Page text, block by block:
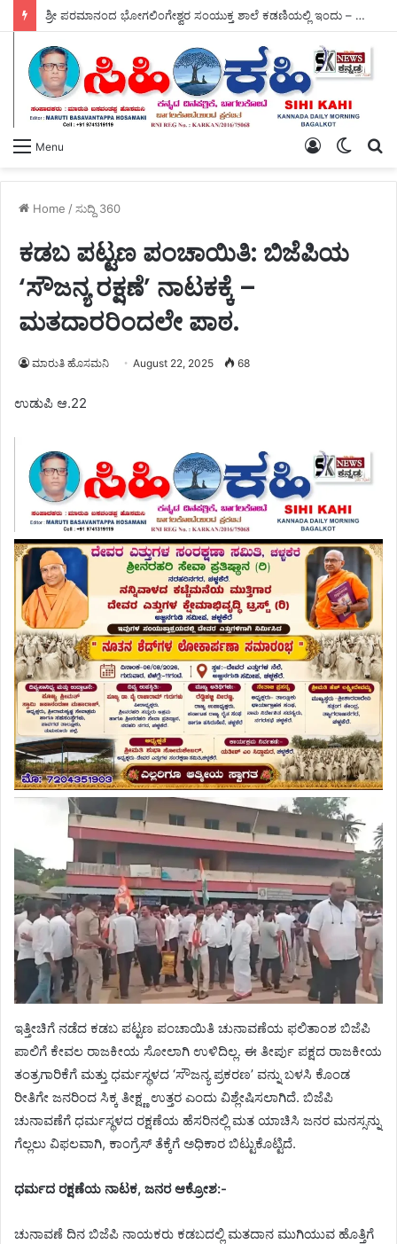
ಶ್ರೀ ಪರಮಾನಂದ ಭೋಗಲಿಂಗೇಶ್ವರ ಸಂಯುಕ್ತ ಶಾಲೆ ಕಡಣಿಯಲ್ಲಿ ಇಂದು – ವ್ಯಸನ ಮುಕ್ತ ಕಾರ್ಯಕ್ರಮ ಜರಗಿತು.
Menu
Switch
Log
Home /ಸುದ್ದಿ 360
ಕಡಬ ಪಟ್ಟಣ ಪಂಚಾಯಿತಿ: ಬಿಜೆಪಿಯ
‘ಸೌಜನ್ಯ ರಕ್ಷಣೆ’ ನಾಟಕಕ್ಕೆ –
ಮತದಾರರಿಂದಲೇ ಪಾಠ.
ಮಾರುತಿ ಹೊಸಮನಿ August 22, 2025 68
ಉಡುಪಿ ಆ.22
ಇತ್ತೀಚಿಗೆ ನಡೆದ ಕಡಬ ಪಟ್ಟಣ ಪಂಚಾಯಿತಿ ಚುನಾವಣೆಯ ಫಲಿತಾಂಶ ಬಿಜೆಪಿ
ಪಾಲಿಗೆ ಕೇವಲ ರಾಜಕೀಯ ಸೋಲಾಗಿ ಉಳಿದಿಲ್ಲ. ಈ ತೀರ್ಪು ಪಕ್ಷದ ರಾಜಕೀಯ
ತಂತ್ರಗಾರಿಕೆಗೆ ಮತ್ತು ಧರ್ಮಸ್ಥಳದ ‘ಸೌಜನ್ಯ ಪ್ರಕರಣ’ ವನ್ನು ಬಳಸಿ ಕೊಂಡ
ರೀತಿಗೇ ಜನರಿಂದ ಸಿಕ್ಕ ತೀಕ್ಷ್ಣ ಉತ್ತರ ಎಂದು ವಿಶ್ಲೇಷಿಸಲಾಗಿದೆ. ಬಿಜೆಪಿ
ಚುನಾವಣೆಗೆ ಧರ್ಮಸ್ಥಳದ ರಕ್ಷಣೆಯ ಹೆಸರಿನಲ್ಲಿ ಮತ ಯಾಚಿಸಿ ಜನರ ಮನಸ್ಸನ್ನು
ಗೆಲ್ಲಲು ವಿಫಲವಾಗಿ, ಕಾಂಗ್ರೆಸ್ ತೆಕ್ಕೆಗೆ ಅಧಿಕಾರ ಬಿಟ್ಟುಕೊಟ್ಟಿದೆ.
ಧರ್ಮದ ರಕ್ಷಣೆಯ ನಾಟಕ, ಜನರ ಆಕ್ರೋಶ:-
ಚುನಾವಣೆ ದಿನ ಬಿಜೆಪಿ ನಾಯಕರು ಕಡಬದಲ್ಲಿ ಮತದಾನ ಮುಗಿಯುವ ಹೊತ್ತಿಗೆ